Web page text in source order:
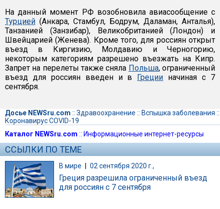
На данный момент РФ возобновила авиасообщение с
Турцией (Анкара, Стамбул, Бодрум, Даламан, Анталья),
Танзанией (Занзибар), Великобританией (Лондон) и
Швейцарией (Женева). Кроме того, для россиян открыт
въезд в Киргизию, Молдавию и Черногорию,
некоторым категориям разрешено въезжать на Кипр.
Запрет на перелеты также сняла Польша, ограниченный
въезд для россиян введен и в Греции начиная с 7
сентября.
Досье NEWSru.com :: Здравоохранение :: Вспышка заболевания ::
Коронавирус COVID-19
Каталог NEWSru.com :: Информационные интернет-ресурсы
ССЫЛКИ ПО ТЕМЕ
В мире | 02 сентября 2020 г.,
Греция разрешила ограниченный въезд
для россиян с 7 сентября